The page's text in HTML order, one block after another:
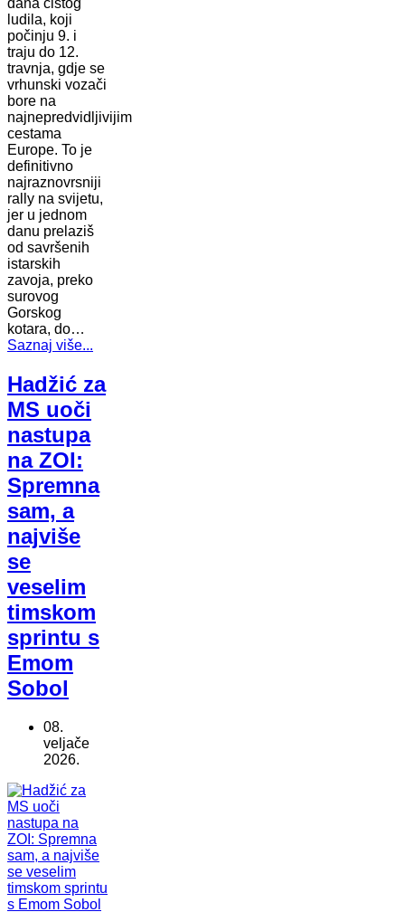
dana čistog
ludila, koji
počinju 9. i
traju do 12.
travnja, gdje se
vrhunski vozači
bore na
najnepredvidljivijim
cestama
Europe. To je
definitivno
najraznovrsniji
rally na svijetu,
jer u jednom
danu prelaziš
od savršenih
istarskih
zavoja, preko
surovog
Gorskog
kotara, do…
Saznaj više...
Hadžić za
MS uoči
nastupa
na ZOI:
Spremna
sam, a
najviše
se
veselim
timskom
sprintu s
Emom
Sobol
08.
veljače
2026.